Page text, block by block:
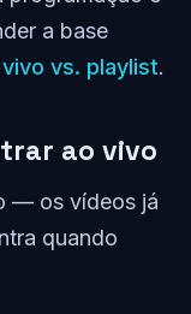
a base
vs. playlist.
ao vivo
— os vídeos já
quando